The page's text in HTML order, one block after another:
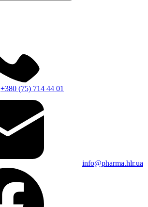
+380 (75) 714 44 01
info@pharma.hlr.ua